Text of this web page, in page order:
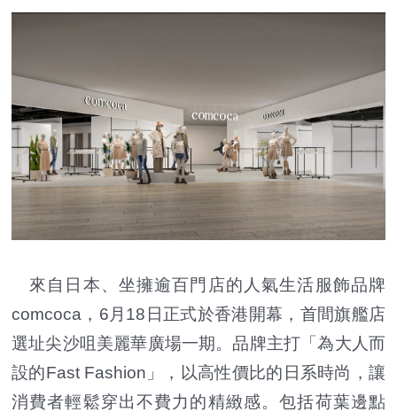
來自日本、坐擁逾百門店的人氣生活服飾品牌
comcoca，6月18日正式於香港開幕，首間旗艦店
選址尖沙咀美麗華廣場一期。品牌主打「為大人而
設的Fast Fashion」，以高性價比的日系時尚，讓
消費者輕鬆穿出不費力的精緻感。包括荷葉邊點